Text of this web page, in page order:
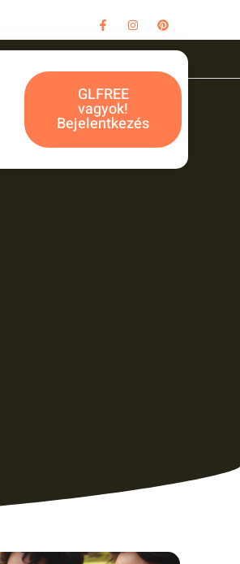
GLFREE
vagyok!
Bejelentkezés